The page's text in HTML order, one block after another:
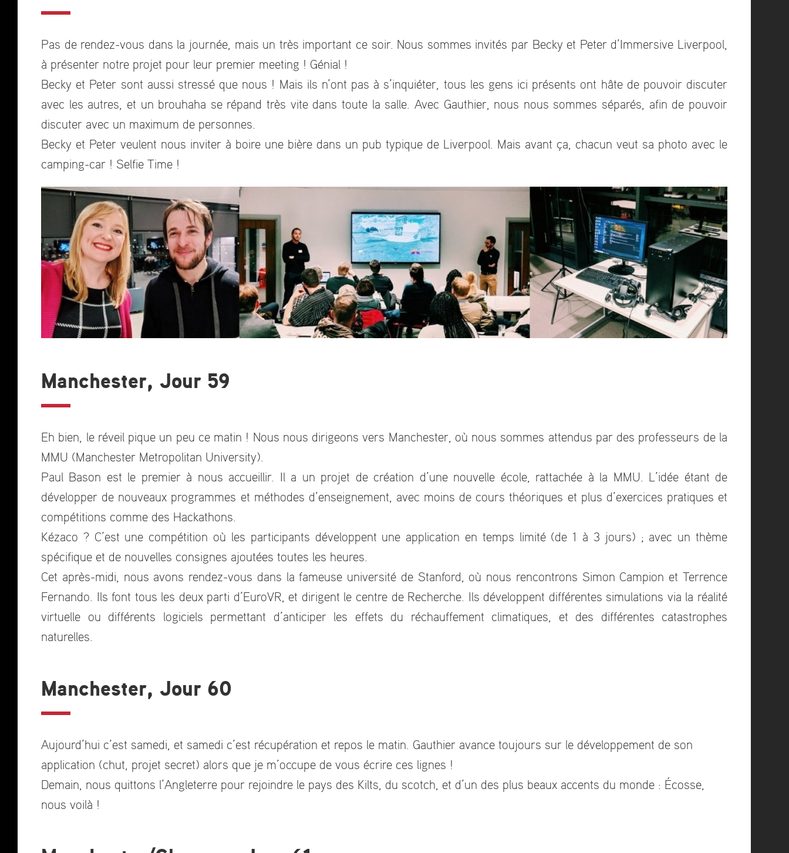
Pas de rendez-vous dans la journée, mais un très important ce soir. Nous sommes invités par Becky et Peter d’Immersive Liverpool,
à présenter notre projet pour leur premier meeting ! Génial !
Becky et Peter sont aussi stressé que nous ! Mais ils n’ont pas à s’inquiéter, tous les gens ici présents ont hâte de pouvoir discuter
avec les autres, et un brouhaha se répand très vite dans toute la salle. Avec Gauthier, nous nous sommes séparés, afin de pouvoir
discuter avec un maximum de personnes.
Becky et Peter veulent nous inviter à boire une bière dans un pub typique de Liverpool. Mais avant ça, chacun veut sa photo avec le
camping-car ! Selfie Time !
Manchester, Jour 59
Eh bien, le réveil pique un peu ce matin ! Nous nous dirigeons vers Manchester, où nous sommes attendus par des professeurs de la
MMU (Manchester Metropolitan University).
Paul Bason est le premier à nous accueillir. Il a un projet de création d’une nouvelle école, rattachée à la MMU. L’idée étant de
développer de nouveaux programmes et méthodes d’enseignement, avec moins de cours théoriques et plus d’exercices pratiques et
compétitions comme des Hackathons.
Kézaco ? C’est une compétition où les participants développent une application en temps limité (de 1 à 3 jours) ; avec un thème
spécifique et de nouvelles consignes ajoutées toutes les heures.
Cet après-midi, nous avons rendez-vous dans la fameuse université de Stanford, où nous rencontrons Simon Campion et Terrence
Fernando. Ils font tous les deux parti d’EuroVR, et dirigent le centre de Recherche. Ils développent différentes simulations via la réalité
virtuelle ou différents logiciels permettant d’anticiper les effets du réchauffement climatiques, et des différentes catastrophes
naturelles.
Manchester, Jour 60
Aujourd’hui c’est samedi, et samedi c’est récupération et repos le matin. Gauthier avance toujours sur le développement de son
application (chut, projet secret) alors que je m’occupe de vous écrire ces lignes !
Demain, nous quittons l’Angleterre pour rejoindre le pays des Kilts, du scotch, et d’un des plus beaux accents du monde : Écosse,
nous voilà !